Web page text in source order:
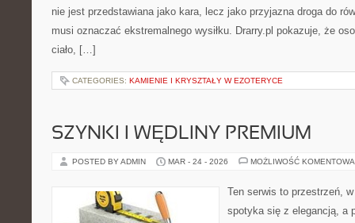
nie jest przedstawiana jako kara, lecz jako przyjazna droga do
musi oznaczać ekstremalnego wysiłku. Drarry.pl pokazuje, że
ciało, […]
CATEGORIES: KAMIENIE I KRYSZTAŁY W EZOTERYCE
SZYNKI I WĘDLINY PREMIUM
POSTED BY ADMIN MAR - 24 - 2026 MOŻLIWOŚĆ
Ten serwis to przestrzeń,
spotyka się z elegancją, a